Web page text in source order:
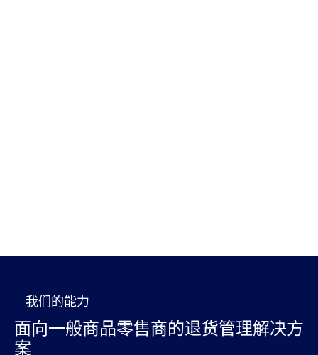
我们的能力
面向一般商品零售商的退货管理解决方
案